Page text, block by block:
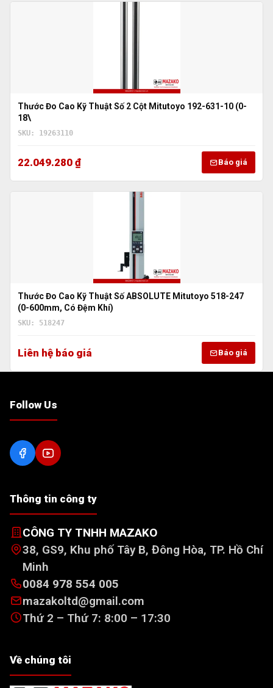
Thước Đo Cao Kỹ Thuật Số 2 Cột Mitutoyo 192-631-10 (0-
18\
SKU: 19263110
22.049.280 ₫ Báo giá
Thước Đo Cao Kỹ Thuật Số ABSOLUTE Mitutoyo 518-247
(0-600mm, Có Đệm Khí)
SKU: 518247
Liên hệ báo giá Báo giá
Follow Us
Thông tin công ty
CÔNG TY TNHH MAZAKO
38, GS9, Khu phố Tây B, Đông Hòa, TP. Hồ Chí
Minh
0084 978 554 005
mazakoltd@gmail.com
Thứ 2 – Thứ 7: 8:00 – 17:30
Về chúng tôi